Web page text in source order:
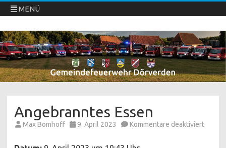
MENÜ
Freiwillige Feuerwehren Dörverden
Direkt
zum
Inhalt
springen
Angebranntes Essen
Max Bomhoff 9. April 2023 Kommentare deaktiviertfür